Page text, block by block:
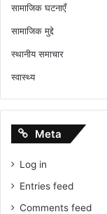
सामाजिक घटनाएँ
सामाजिक मुद्दे
स्थानीय समाचार
स्वास्थ्य
Meta
Log in
Entries feed
Comments feed